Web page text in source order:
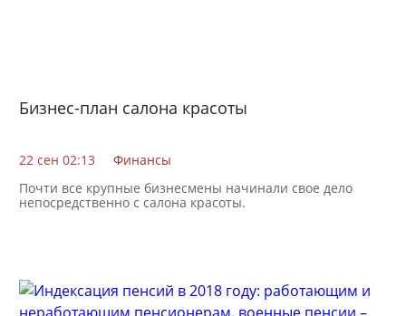
Бизнес-план салона красоты
22 сен 02:13
Финансы
Почти все крупные бизнесмены начинали свое дело
непосредственно с салона красоты.